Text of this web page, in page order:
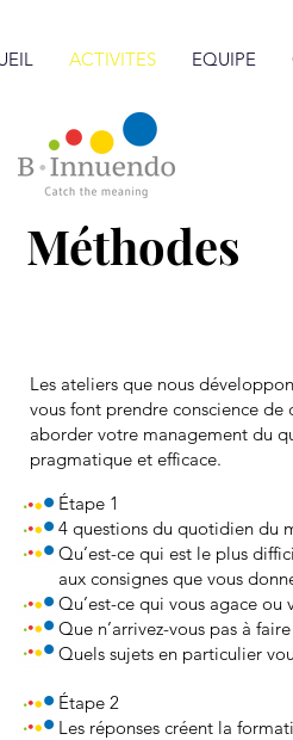
ACTIVITES EQUIPE
Méthodes
Les ateliers que nous
vous font prendre conscience
aborder votre management du
pragmatique et efficace.
Étape 1
4 questions du quotidien du
Qu’est-ce qui est le plus
aux consignes que vous
Qu’est-ce qui vous agace ou
Que n’arrivez-vous pas à
Quels sujets en particulier
Étape 2
Les réponses créent la